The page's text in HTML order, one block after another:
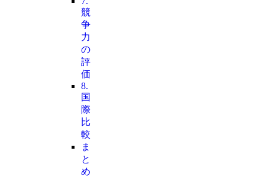
競
争
力
の
評
価
8.
国
際
比
較
ま
と
め